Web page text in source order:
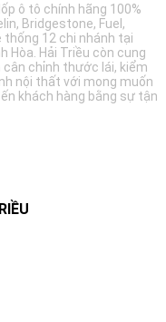
ô tô chính hãng 100%
Bridgestone, Fuel,
thống 12 chi nhánh tại
Hòa. Hải Triều còn cung
chỉnh thước lái, kiểm
nội thất với mong muốn
khách hàng bằng sự tận